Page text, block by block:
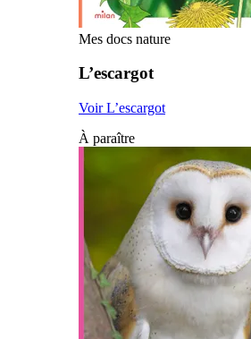
Mes docs nature
L’escargot
Voir L’escargot
À paraître